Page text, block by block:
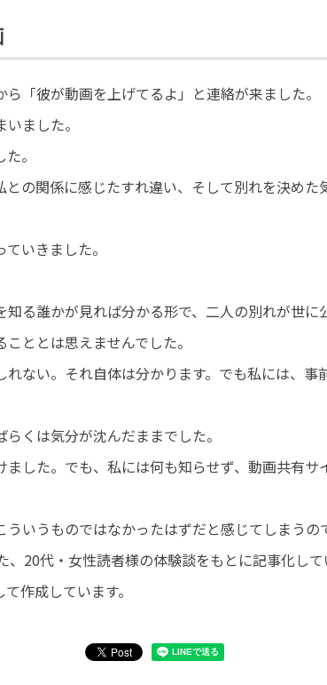
「彼が動画を上げてるよ」と連絡が来ました。
ました。
。
の関係に感じたすれ違い、そして別れを決めた
いきました。
る誰かが見れば分かる形で、二人の別れが世に
ととは思えませんでした。
ない。それ自体は分かります。でも私には、事
くは気分が沈んだままでした。
した。でも、私には何も知らせず、動画共有
いうものではなかったはずだと感じてしまうの
20代・女性読者様の体験談をもとに記事化して
作成しています。